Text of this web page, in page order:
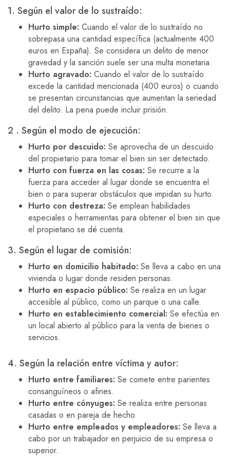
1. Según el valor de lo sustraído:
Hurto simple: Cuando el valor de lo sustraído no
sobrepasa una cantidad específica (actualmente 400
euros en España). Se considera un delito de menor
gravedad y la sanción suele ser una multa monetaria.
Hurto agravado: Cuando el valor de lo sustraído
excede la cantidad mencionada (400 euros) o cuando
se presentan circunstancias que aumentan la seriedad
del delito. La pena puede incluir prisión.
2 . Según el modo de ejecución:
Hurto por descuido: Se aprovecha de un descuido
del propietario para tomar el bien sin ser detectado.
Hurto con fuerza en las cosas: Se recurre a la
fuerza para acceder al lugar donde se encuentra el
bien o para superar obstáculos que impidan su hurto.
Hurto con destreza: Se emplean habilidades
especiales o herramientas para obtener el bien sin que
el propietario se dé cuenta.
3. Según el lugar de comisión:
Hurto en domicilio habitado: Se lleva a cabo en una
vivienda o lugar donde residen personas.
Hurto en espacio público: Se realiza en un lugar
accesible al público, como un parque o una calle.
Hurto en establecimiento comercial: Se efectúa en
un local abierto al público para la venta de bienes o
servicios.
4. Según la relación entre víctima y autor:
Hurto entre familiares: Se comete entre parientes
consanguíneos o afines.
Hurto entre cónyuges: Se realiza entre personas
casadas o en pareja de hecho.
Hurto entre empleados y empleadores: Se lleva a
cabo por un trabajador en perjuicio de su empresa o
superior.